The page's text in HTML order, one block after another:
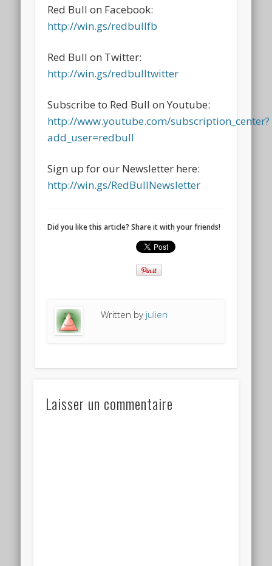
Red Bull on Facebook:
http://win.gs/redbullfb
Red Bull on Twitter:
http://win.gs/redbulltwitter
Subscribe to Red Bull on Youtube:
http://www.youtube.com/subscription_center?
add_user=redbull
Sign up for our Newsletter here:
http://win.gs/RedBullNewsletter
Did you like this article? Share it with your friends!
Written by julien
Laisser un commentaire